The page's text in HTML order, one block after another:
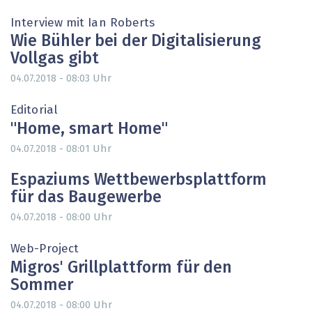
Interview mit Ian Roberts
Wie Bühler bei der Digitalisierung
Vollgas gibt
04.07.2018 - 08:03 Uhr
Editorial
"Home, smart Home"
04.07.2018 - 08:01 Uhr
Espaziums Wettbewerbsplattform
für das Baugewerbe
04.07.2018 - 08:00 Uhr
Web-Project
Migros' Grillplattform für den
Sommer
04.07.2018 - 08:00 Uhr